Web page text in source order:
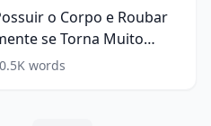
o Corpo e Roubar
se Torna Muito
words